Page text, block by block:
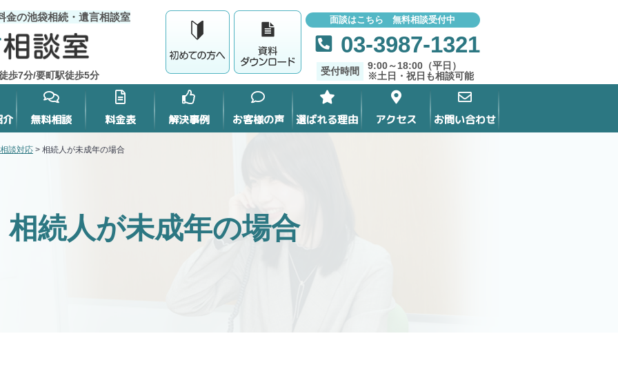
金の池袋相続・遺言相談室
歩7分/要町駅徒歩5分
面談はこちら 無料相談受付中
03-3987-1321
受付時間
9:00～18:00（平日）
※土日・祝日も相談可能
介 無料相談 料金表 解決事例 お客様の声 選ばれる理由 アクセス お問い合わせ
談対応 > 相続人が未成年の場合
相続人が未成年の場合